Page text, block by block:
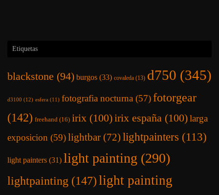
Etiquetas
blackstone (94) burgos (33) covaleda (13) d750 (345)
d3100 (12) esfera (11) fotografia nocturna (57)fotorgear
(142) freehand (16) irix (100)irix españa (100)larga
exposicion (59)lightbar (72) lightpainters (113)
light painters (31) light painting (290)
lightpainting (147)light painting